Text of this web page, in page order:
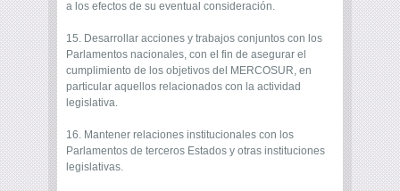
a los efectos de su eventual consideración.
15. Desarrollar acciones y trabajos conjuntos con los
Parlamentos nacionales, con el fin de asegurar el
cumplimiento de los objetivos del MERCOSUR, en
particular aquellos relacionados con la actividad
legislativa.
16. Mantener relaciones institucionales con los
Parlamentos de terceros Estados y otras instituciones
legislativas.